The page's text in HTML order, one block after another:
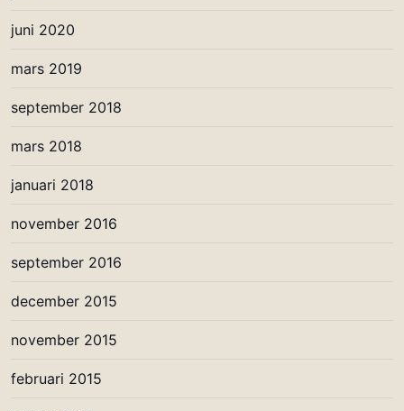
juni 2020
mars 2019
september 2018
mars 2018
januari 2018
november 2016
september 2016
december 2015
november 2015
februari 2015